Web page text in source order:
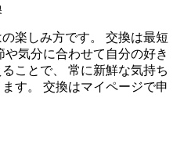
楽しみ方です。 交換は最短
気分に合わせて自分の好き
ことで、 常に新鮮な気持ち
す。 交換はマイページで申